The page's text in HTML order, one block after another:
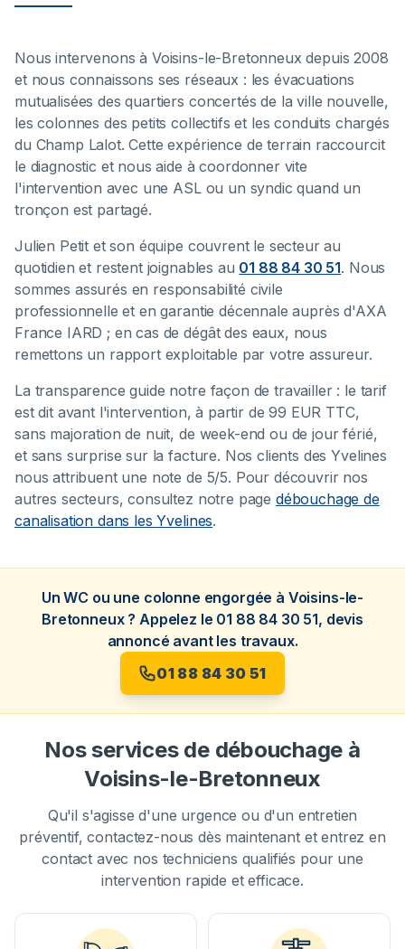
Nous intervenons à Voisins-le-Bretonneux depuis 2008
et nous connaissons ses réseaux : les évacuations
mutualisées des quartiers concertés de la ville nouvelle,
les colonnes des petits collectifs et les conduits chargés
du Champ Lalot. Cette expérience de terrain raccourcit
le diagnostic et nous aide à coordonner vite
l'intervention avec une ASL ou un syndic quand un
tronçon est partagé.
Julien Petit et son équipe couvrent le secteur au
quotidien et restent joignables au 01 88 84 30 51. Nous
sommes assurés en responsabilité civile
professionnelle et en garantie décennale auprès d'AXA
France IARD ; en cas de dégât des eaux, nous
remettons un rapport exploitable par votre assureur.
La transparence guide notre façon de travailler : le tarif
est dit avant l'intervention, à partir de 99 EUR TTC,
sans majoration de nuit, de week-end ou de jour férié,
et sans surprise sur la facture. Nos clients des Yvelines
nous attribuent une note de 5/5. Pour découvrir nos
autres secteurs, consultez notre page débouchage de
canalisation dans les Yvelines.
Un WC ou une colonne engorgée à Voisins-le-
Bretonneux ? Appelez le 01 88 84 30 51, devis
annoncé avant les travaux.
01 88 84 30 51
Nos services de débouchage à
Voisins-le-Bretonneux
Qu'il s'agisse d'une urgence ou d'un entretien
préventif, contactez-nous dès maintenant et entrez en
contact avec nos techniciens qualifiés pour une
intervention rapide et efficace.